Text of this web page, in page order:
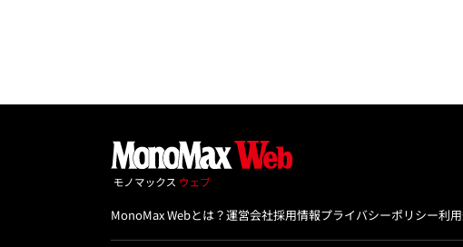
MonoMax Webとは？運営会社採用情報プライバシーポリシー利